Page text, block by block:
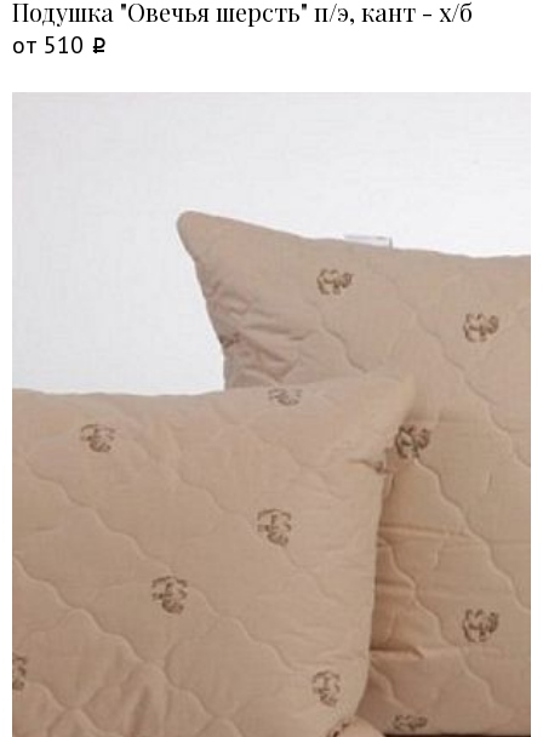
Подушка "Овечья шерсть" п/э, кант - х/б
от 510